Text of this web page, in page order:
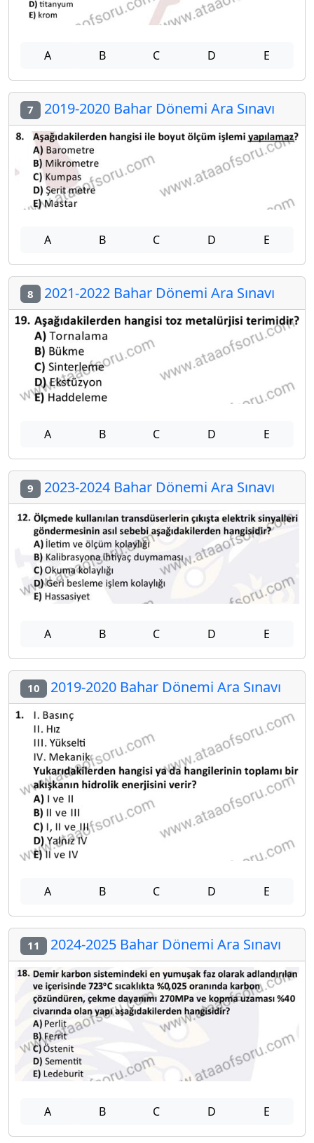
A B C D E
7 2019-2020 Bahar Dönemi Ara Sınavı
A B C D E
8 2021-2022 Bahar Dönemi Ara Sınavı
A B C D E
9 2023-2024 Bahar Dönemi Ara Sınavı
A B C D E
10 2019-2020 Bahar Dönemi Ara Sınavı
A B C D E
11 2024-2025 Bahar Dönemi Ara Sınavı
A B C D E